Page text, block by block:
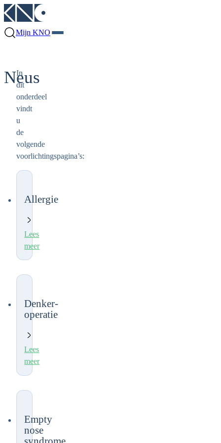
Mijn KNO
Neus
In
dit
onderdeel
vindt
u
de
volgende
voorlichtingspagina’s:
Allergie
Lees
meer
Denker-
operatie
Lees
meer
Empty
nose